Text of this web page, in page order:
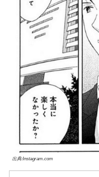
出典:Instagram.com